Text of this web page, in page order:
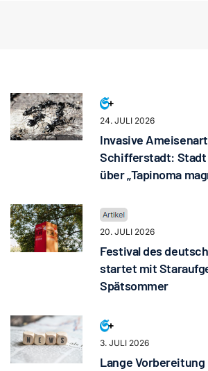
24. JULI 2026
Invasive
Schifferstadt:
über „Tapinoma
20. JULI 2026
Festival des
startet mit
Spätsommer
3. JULI 2026
Lange